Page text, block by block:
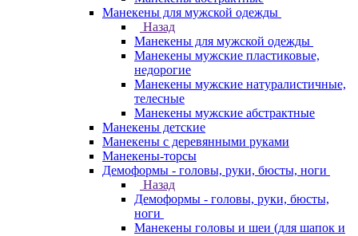
Манекены для мужской одежды
Назад
Манекены для мужской одежды
Манекены мужские пластиковые,
недорогие
Манекены мужские натуралистичные,
телесные
Манекены мужские абстрактные
Манекены детские
Манекены с деревянными руками
Манекены-торсы
Демоформы - головы, руки, бюсты, ноги
Назад
Демоформы - головы, руки, бюсты,
ноги
Манекены головы и шеи (для шапок и